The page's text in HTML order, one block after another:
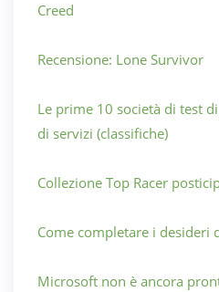
Creed
Recensione: Lone Survivor
Le prime 10 società di test
di servizi (classifiche)
Collezione Top Racer
Come completare i desideri
Microsoft non è ancora